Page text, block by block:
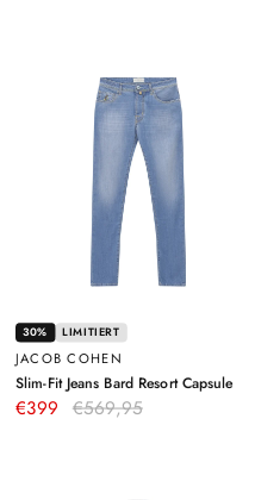
30% LIMITIERT
JACOB COHEN
Slim-Fit Jeans Bard Resort Capsule–
€399 €569,95